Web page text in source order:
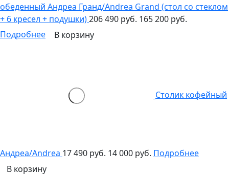
обеденный Андреа Гранд/Andrea Grand (стол со стеклом
+ 6 кресел + подушки)206 490 руб. 165 200 руб.
Подробнее
В корзину
Столик кофейный
Андреа/Andrea 17 490 руб. 14 000 руб. Подробнее
В корзину